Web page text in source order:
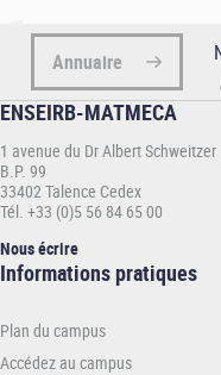
Annuaire
ENSEIRB-MATMECA
1 avenue du Dr Albert Schweitzer
B.P. 99
33402 Talence Cedex
Tél. +33 (0)5 56 84 65 00
Nous écrire
Informations
ENSEIRB-
MATMECA
Informations pratiques
Plan du campus
Accédez au campus